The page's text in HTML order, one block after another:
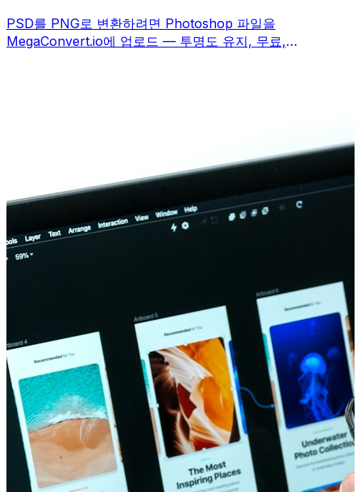
PSD를 PNG로 변환하려면 Photoshop 파일을
MegaConvert.io에 업로드 — 투명도 유지, 무료,